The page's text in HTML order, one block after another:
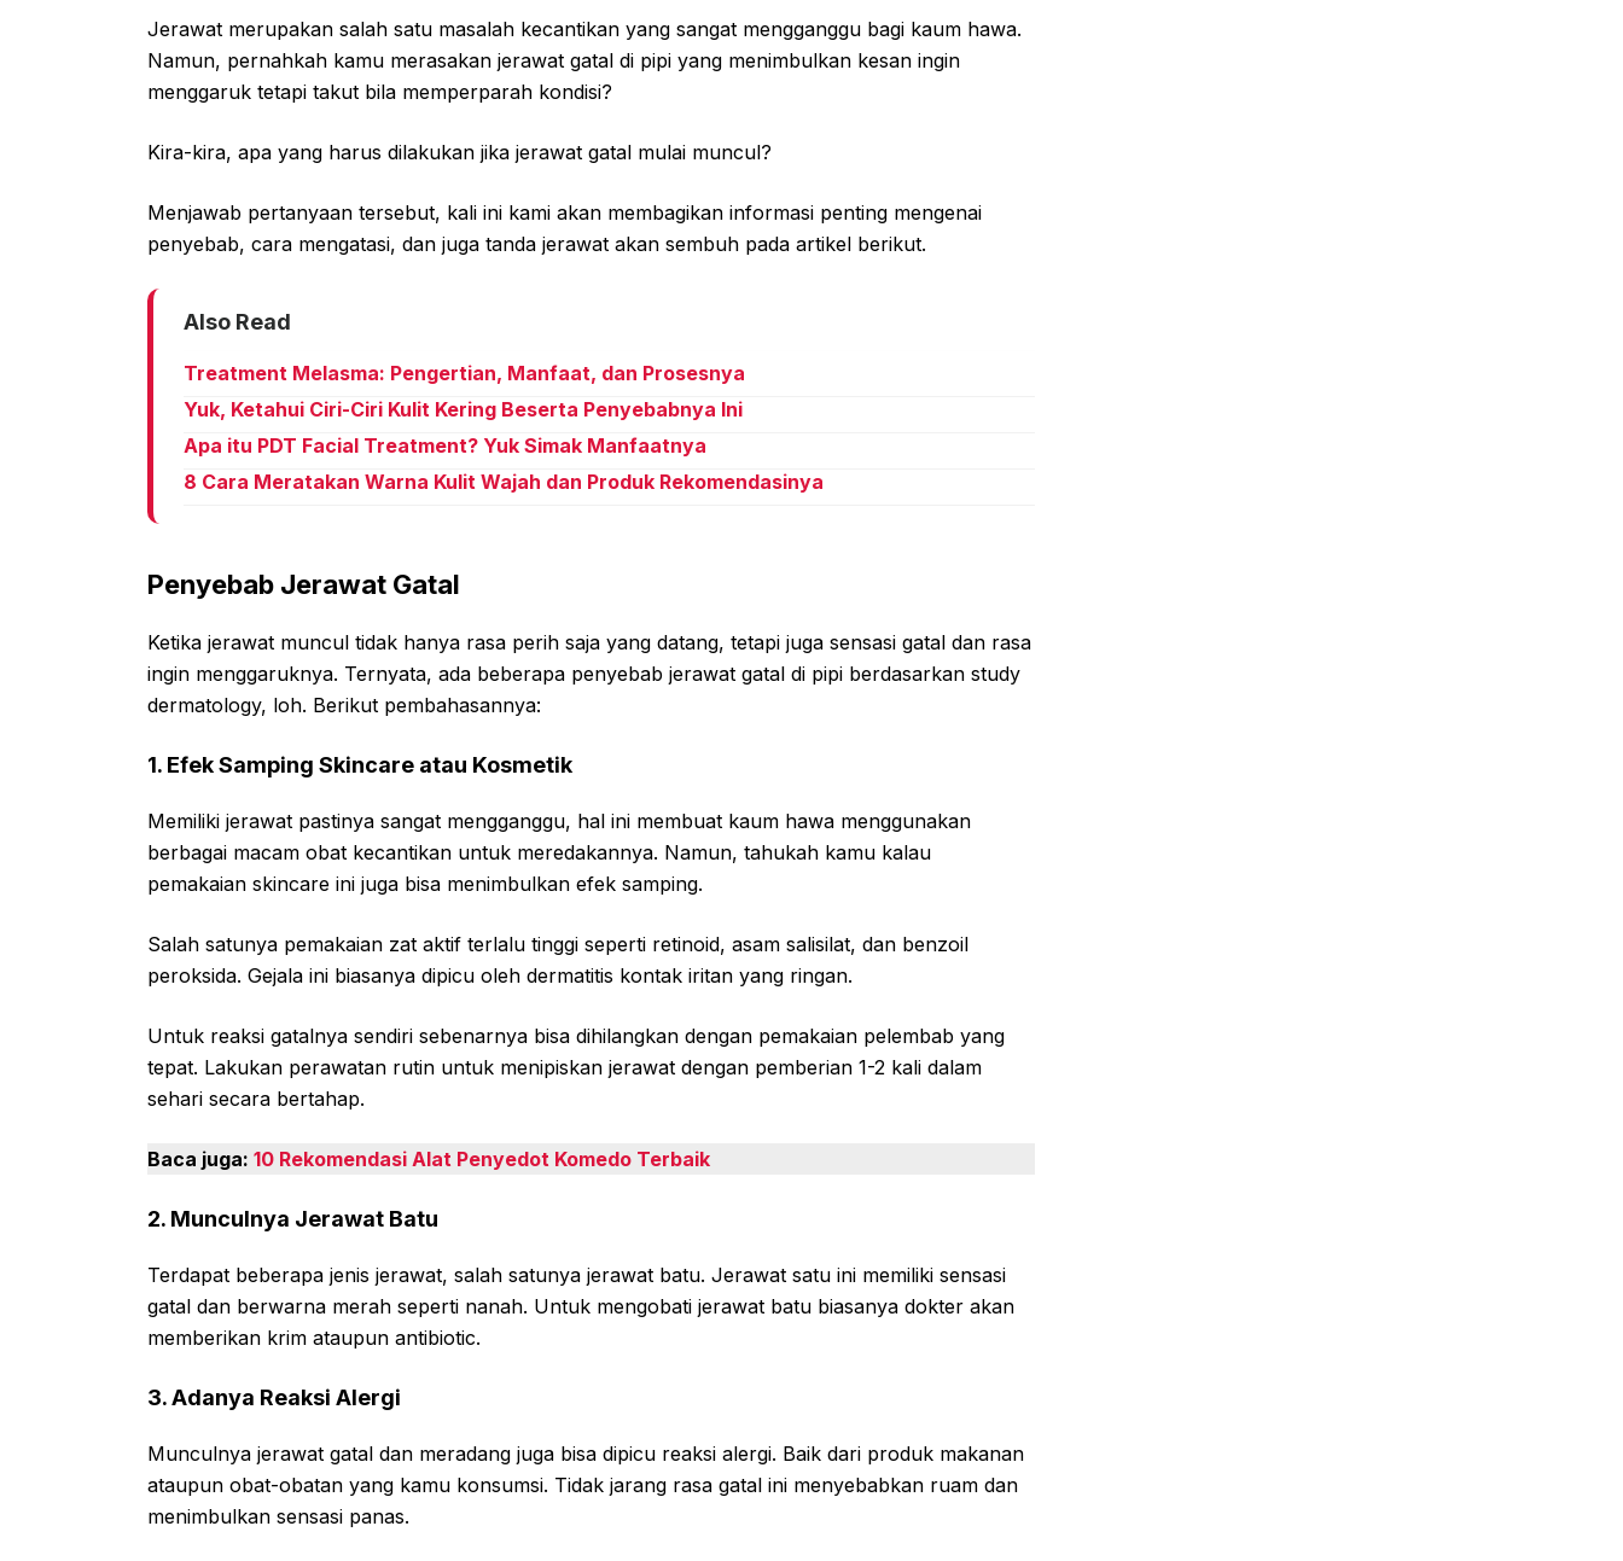
Jerawat merupakan salah satu masalah kecantikan yang sangat mengganggu bagi kaum hawa.
Namun, pernahkah kamu merasakan jerawat gatal di pipi yang menimbulkan kesan ingin
menggaruk tetapi takut bila memperparah kondisi?
Kira-kira, apa yang harus dilakukan jika jerawat gatal mulai muncul?
Menjawab pertanyaan tersebut, kali ini kami akan membagikan informasi penting mengenai
penyebab, cara mengatasi, dan juga tanda jerawat akan sembuh pada artikel berikut.
Also Read
Treatment Melasma: Pengertian, Manfaat, dan Prosesnya
Yuk, Ketahui Ciri-Ciri Kulit Kering Beserta Penyebabnya Ini
Apa itu PDT Facial Treatment? Yuk Simak Manfaatnya
8 Cara Meratakan Warna Kulit Wajah dan Produk Rekomendasinya
Penyebab Jerawat Gatal
Ketika jerawat muncul tidak hanya rasa perih saja yang datang, tetapi juga sensasi gatal dan rasa
ingin menggaruknya. Ternyata, ada beberapa penyebab jerawat gatal di pipi berdasarkan study
dermatology, loh. Berikut pembahasannya:
1. Efek Samping Skincare atau Kosmetik
Memiliki jerawat pastinya sangat mengganggu, hal ini membuat kaum hawa menggunakan
berbagai macam obat kecantikan untuk meredakannya. Namun, tahukah kamu kalau
pemakaian skincare ini juga bisa menimbulkan efek samping.
Salah satunya pemakaian zat aktif terlalu tinggi seperti retinoid, asam salisilat, dan benzoil
peroksida. Gejala ini biasanya dipicu oleh dermatitis kontak iritan yang ringan.
Untuk reaksi gatalnya sendiri sebenarnya bisa dihilangkan dengan pemakaian pelembab yang
tepat. Lakukan perawatan rutin untuk menipiskan jerawat dengan pemberian 1-2 kali dalam
sehari secara bertahap.
Baca juga: 10 Rekomendasi Alat Penyedot Komedo Terbaik
2. Munculnya Jerawat Batu
Terdapat beberapa jenis jerawat, salah satunya jerawat batu. Jerawat satu ini memiliki sensasi
gatal dan berwarna merah seperti nanah. Untuk mengobati jerawat batu biasanya dokter akan
memberikan krim ataupun antibiotic.
3. Adanya Reaksi Alergi
Munculnya jerawat gatal dan meradang juga bisa dipicu reaksi alergi. Baik dari produk makanan
ataupun obat-obatan yang kamu konsumsi. Tidak jarang rasa gatal ini menyebabkan ruam dan
menimbulkan sensasi panas.